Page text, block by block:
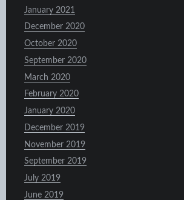
January 2021
December 2020
October 2020
September 2020
March 2020
February 2020
January 2020
December 2019
November 2019
September 2019
July 2019
June 2019